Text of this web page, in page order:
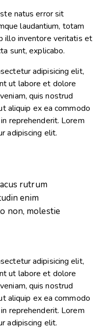
natus error sit
laudantium, totam
illo inventore veritatis et
sunt, explicabo.
adipisicing elit,
ut labore et dolore
quis nostrud
aliquip ex ea commodo
reprehenderit. Lorem
adipiscing elit.
rutrum
enim
non, molestie
adipisicing elit,
ut labore et dolore
quis nostrud
aliquip ex ea commodo
reprehenderit. Lorem
adipiscing elit.